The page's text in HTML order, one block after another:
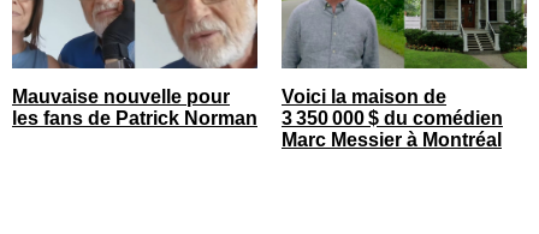
Mauvaise nouvelle pour
les fans de Patrick Norman
Voici la maison de
3 350 000 $ du comédien
Marc Messier à Montréal